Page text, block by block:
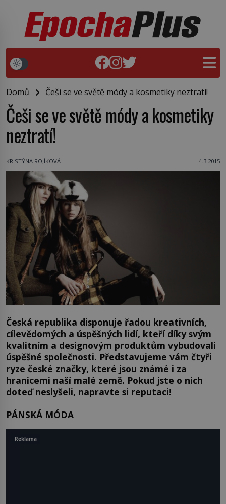
Domů Češi se ve světě módy a kosmetiky neztratí!
Češi se ve světě módy a kosmetiky
neztratí!
KRISTÝNA ROJÍKOVÁ 4.3.2015
Česká republika disponuje řadou kreativních,
cílevědomých a úspěšných lidí, kteří díky svým
kvalitním a designovým produktům vybudovali
úspěšné společnosti. Představujeme vám čtyři
ryze české značky, které jsou známé i za
hranicemi naší malé země. Pokud jste o nich
doteď neslyšeli, napravte si reputaci!
PÁNSKÁ MÓDA
Reklama